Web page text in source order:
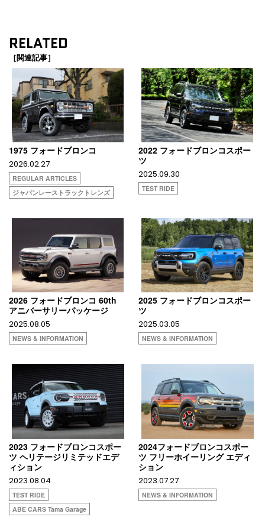
RELATED
［関連記事］
1975 フォードブロンコ
2026.02.27
REGULAR ARTICLES
ジャパンレーストラックトレンズ
2022 フォードブロンコスポー
ツ
2025.09.30
TEST RIDE
2026 フォードブロンコ 60th
アニバーサリーパッケージ
2025.08.05
NEWS & INFORMATION
2025 フォードブロンコスポー
ツ
2025.03.05
NEWS & INFORMATION
2023 フォードブロンコスポー
ツ ヘリテージリミテッドエデ
ィション
2023.08.04
TEST RIDE
ABE CARS Tama Garage
2024フォードブロンコスポー
ツ フリーホイーリング エディ
ション
2023.07.27
NEWS & INFORMATION